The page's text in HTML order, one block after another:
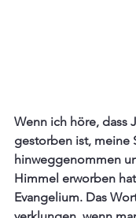
Wenn ich höre, dass
gestorben ist, meine
hinweggenommen
Himmel erworben
Evangelium. Das